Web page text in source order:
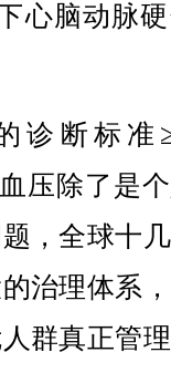
心脑动脉
断标准
压除了是
，全球十
治理体系
群真正管